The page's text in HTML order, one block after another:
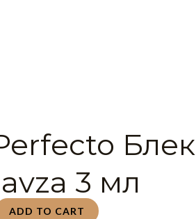
Блек
3 мл
ADD TO CART